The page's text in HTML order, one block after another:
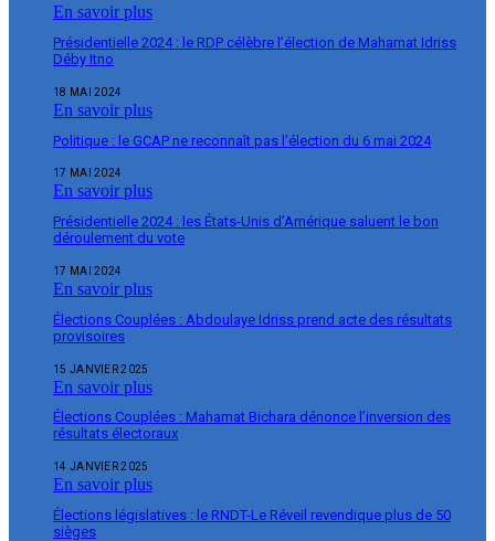
En savoir plus
Présidentielle 2024 : le RDP célèbre l’élection de Mahamat Idriss
Déby Itno
18 MAI 2024
En savoir plus
Politique : le GCAP ne reconnaît pas l’élection du 6 mai 2024
17 MAI 2024
En savoir plus
Présidentielle 2024 : les États-Unis d’Amérique saluent le bon
déroulement du vote
17 MAI 2024
En savoir plus
Élections Couplées : Abdoulaye Idriss prend acte des résultats
provisoires
15 JANVIER 2025
En savoir plus
Élections Couplées : Mahamat Bichara dénonce l’inversion des
résultats électoraux
14 JANVIER 2025
En savoir plus
Élections législatives : le RNDT-Le Réveil revendique plus de 50
sièges